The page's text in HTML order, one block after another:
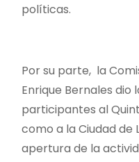
políticas.
Por su parte, la
Enrique Bernales dio
participantes al
como a la Ciudad de
apertura de la